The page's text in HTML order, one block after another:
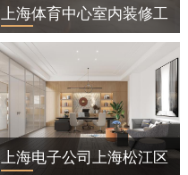
上海体育中心室内装修工
程
上海电子公司上海松江区